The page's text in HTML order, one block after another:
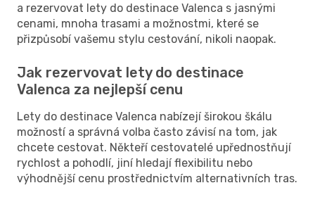
a rezervovat lety do destinace Valenca s jasnými
cenami, mnoha trasami a možnostmi, které se
přizpůsobí vašemu stylu cestování, nikoli naopak.
Jak rezervovat lety do destinace
Valenca za nejlepší cenu
Lety do destinace Valenca nabízejí širokou škálu
možností a správná volba často závisí na tom, jak
chcete cestovat. Někteří cestovatelé upřednostňují
rychlost a pohodlí, jiní hledají flexibilitu nebo
výhodnější cenu prostřednictvím alternativních tras.